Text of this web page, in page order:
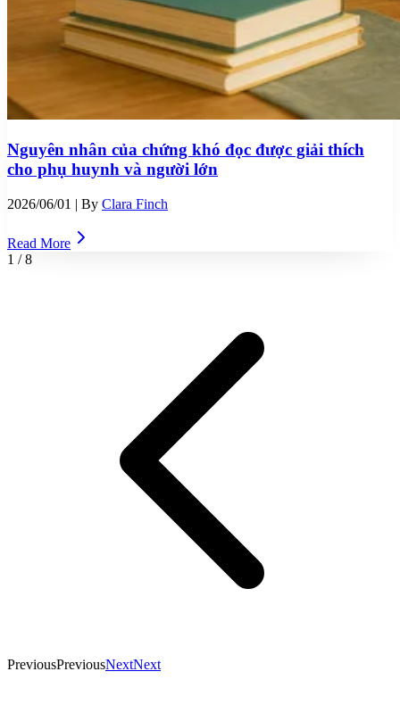
Nguyên nhân của chứng khó đọc được giải thích
cho phụ huynh và người lớn
2026/06/01 | By Clara Finch
Read More
1 /8
PreviousPreviousNextNext